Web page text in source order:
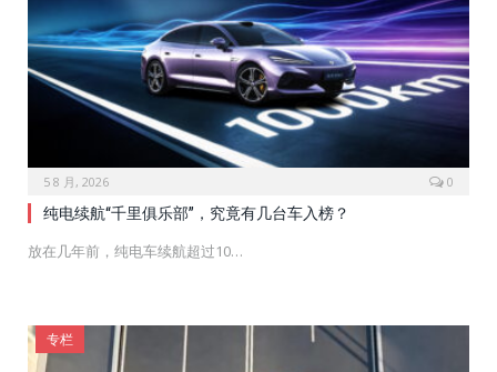
5 8 月, 2026 0
纯电续航“千里俱乐部”，究竟有几台车入榜？
放在几年前，纯电车续航超过10…
专栏